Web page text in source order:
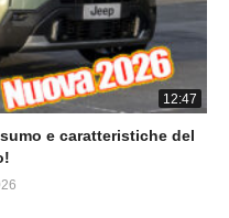
12:47
e caratteristiche del